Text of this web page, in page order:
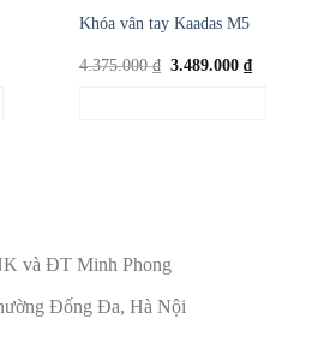
Khóa vân tay Kaadas M5
4.375.000₫ Giá
3.489.000 ₫Giá
hiện
và ĐT Minh Phong
Đống Đa, Hà Nội